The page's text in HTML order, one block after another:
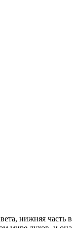
нижняя часть